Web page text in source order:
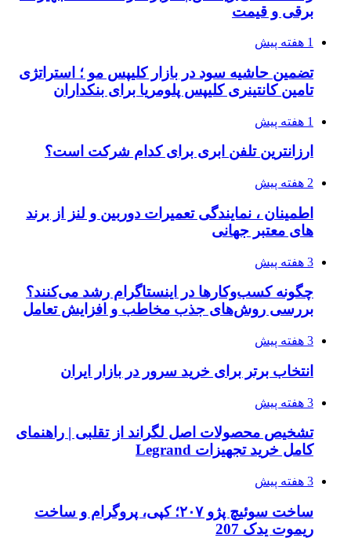
برقی و قیمت
1 هفته پیش
تضمین حاشیه سود در بازار کلیپس مو ؛ استراتژی
تامین کانتینری کلیپس پلومریا برای بنکداران
1 هفته پیش
ارزانترین تلفن ابری برای کدام شرکت است؟
2 هفته پیش
اطمینان ، نمایندگی تعمیرات دوربین و لنز از برند
های معتبر جهانی
3 هفته پیش
چگونه کسب‌وکارها در اینستاگرام رشد می‌کنند؟
بررسی روش‌های جذب مخاطب و افزایش تعامل
3 هفته پیش
انتخاب برتر برای خرید سرور در بازار ایران
3 هفته پیش
تشخیص محصولات اصل لگراند از تقلبی | راهنمای
کامل خرید تجهیزات Legrand
3 هفته پیش
ساخت سوئیچ پژو ۲۰۷؛ کپی، پروگرام و ساخت
ریموت یدک 207